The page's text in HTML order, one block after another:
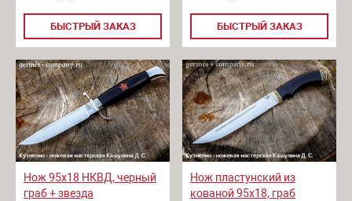
БЫСТРЫЙ ЗАКАЗ БЫСТРЫЙ ЗАКАЗ
Нож 95х18 НКВД, черный
граб + звезда
Нож пластунский из
кованой 95х18, граб